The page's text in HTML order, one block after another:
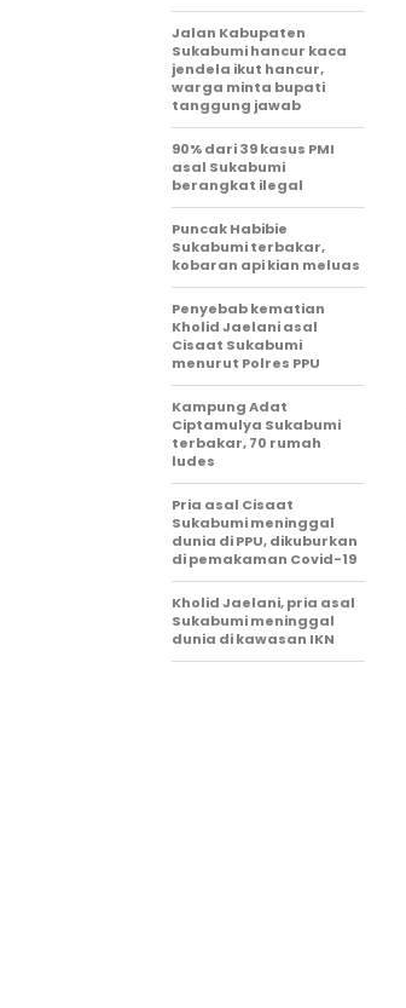
Jalan Kabupaten
Sukabumi hancur kaca
jendela ikut hancur,
warga minta bupati
tanggung jawab
90% dari 39 kasus PMI
asal Sukabumi
berangkat ilegal
Puncak Habibie
Sukabumi terbakar,
kobaran api kian meluas
Penyebab kematian
Kholid Jaelani asal
Cisaat Sukabumi
menurut Polres PPU
Kampung Adat
Ciptamulya Sukabumi
terbakar, 70 rumah
ludes
Pria asal Cisaat
Sukabumi meninggal
dunia di PPU, dikuburkan
di pemakaman Covid-19
Kholid Jaelani, pria asal
Sukabumi meninggal
dunia di kawasan IKN